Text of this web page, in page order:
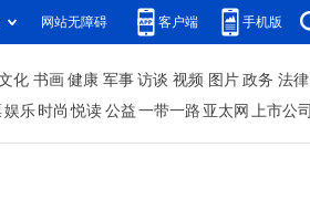
网站无障碍 客户端 手机版
化 书画 健康 军事 访谈 视频 图片 政务 法律
娱乐 时尚 悦读 公益 一带一路 亚太网 上市公司